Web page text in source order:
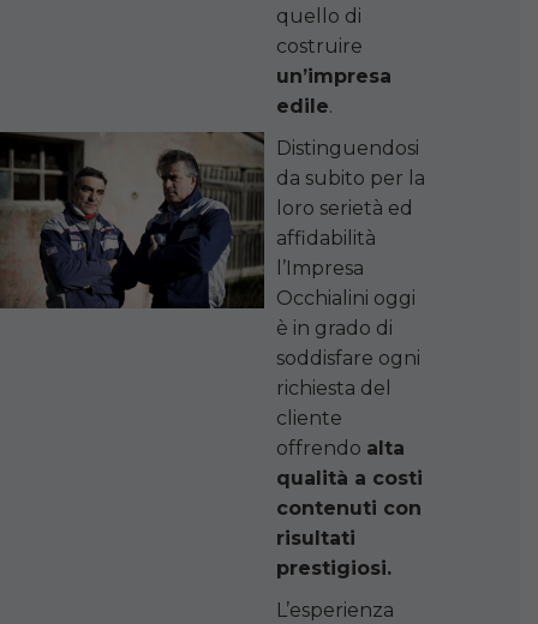
quello di
costruire
un’impresa
edile.
Distinguendosi
da subito per la
loro serietà ed
affidabilità
l’Impresa
Occhialini oggi
è in grado di
soddisfare ogni
richiesta del
cliente
offrendo alta
qualità a costi
contenuti con
risultati
prestigiosi.
L’esperienza